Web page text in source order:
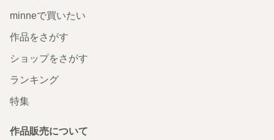
minneで買いたい
作品をさがす
ショップをさがす
ランキング
特集
作品販売について